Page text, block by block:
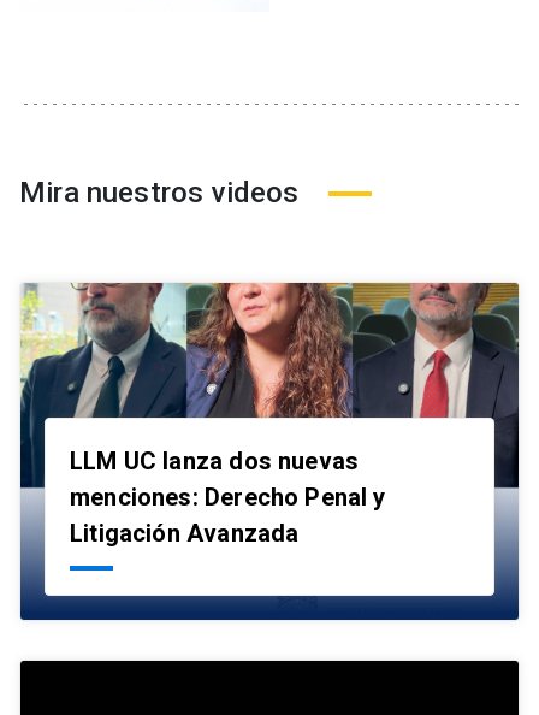
Mira nuestros videos
LLM UC lanza dos nuevas
menciones: Derecho Penal y
Litigación Avanzada